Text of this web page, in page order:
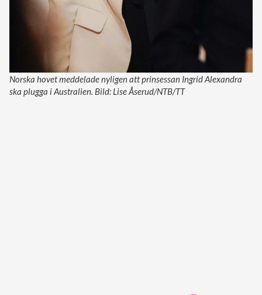
Norska hovet meddelade nyligen att prinsessan Ingrid Alexandra
ska plugga i Australien. Bild: Lise Åserud/NTB/TT